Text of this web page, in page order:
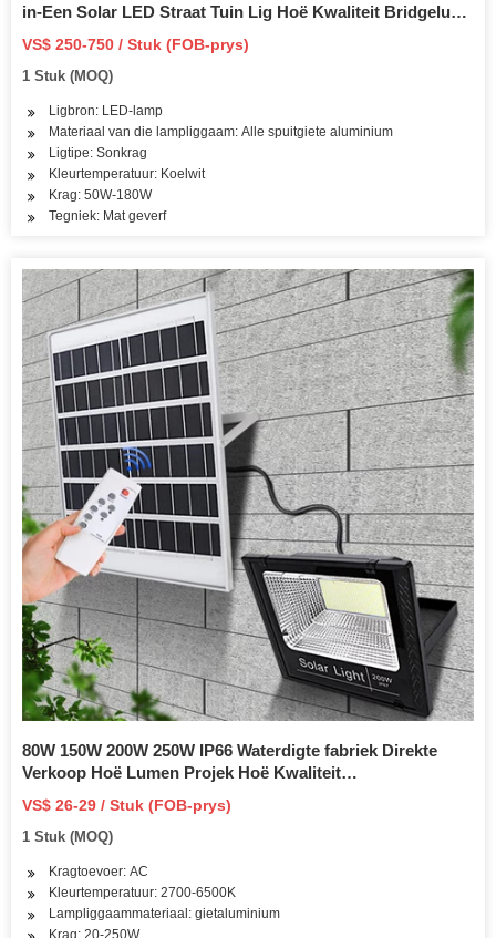
in-Een Solar LED Straat Tuin Lig Hoë Kwaliteit Bridgelux
Waterdig IP65 vir Buiteweg Parkering
VS$ 250-750 / Stuk (FOB-prys)
1 Stuk (MOQ)
Ligbron: LED-lamp
Materiaal van die lampliggaam: Alle spuitgiete aluminium
Ligtipe: Sonkrag
Kleurtemperatuur: Koelwit
Krag: 50W-180W
Tegniek: Mat geverf
80W 150W 200W 250W IP66 Waterdigte fabriek Direkte
Verkoop Hoë Lumen Projek Hoë Kwaliteit
Energiebesparende LED Solar St Strip Tipe LED Straatlig
Behuising Buitelug
VS$ 26-29 / Stuk (FOB-prys)
1 Stuk (MOQ)
Kragtoevoer: AC
Kleurtemperatuur: 2700-6500K
Lampliggaammateriaal: gietaluminium
Krag: 20-250W